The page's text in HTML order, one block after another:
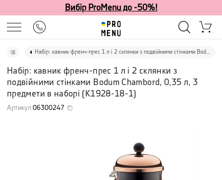
Вибір ProMenu до -50%!
Набір: кавник френч-прес 1 л і 2 склянки з подвійними стінками Bodum Chambord, 0,35 л, 3 предмети в наборі
Набір: кавник френч-прес 1 л і 2 склянки з
подвійними стінками Bodum Chambord, 0,35 л, 3
предмети в наборі ( K1928-18-1)
Артикул:06300247